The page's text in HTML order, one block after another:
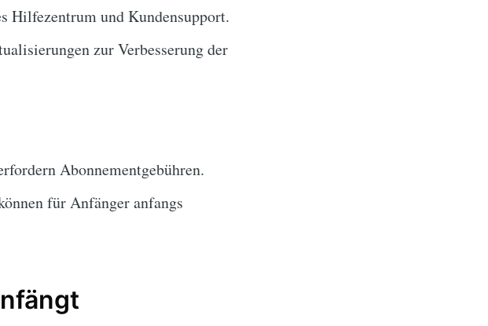
Hilfezentrum und Kundensupport.
zur Verbesserung der
Abonnementgebühren.
für Anfänger anfangs